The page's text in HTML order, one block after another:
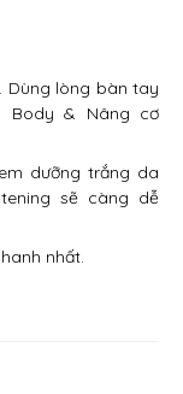
Dùng lòng bàn tay
Body & Nâng cơ
dưỡng trắng da
sẽ càng dễ
nhất.